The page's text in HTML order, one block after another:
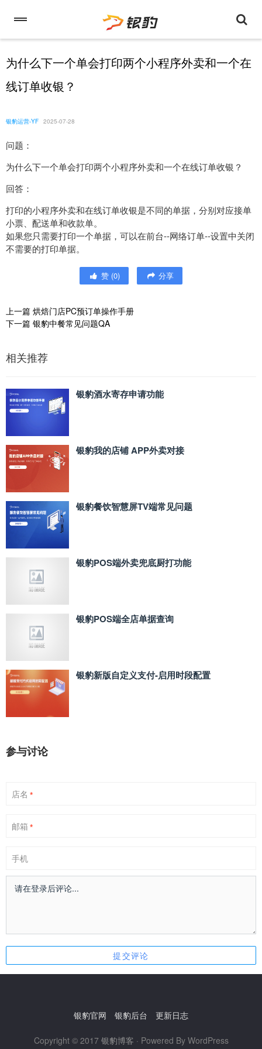
为什么下一个单会打印两个小程序外卖和一个在
线订单收银？
银豹运营-YF 2025-07-28
问题：
为什么下一个单会打印两个小程序外卖和一个在线订单收银？
回答：
打印的小程序外卖和在线订单收银是不同的单据，分别对应接单
小票、配送单和收款单。
如果您只需要打印一个单据，可以在前台--网络订单--设置中关闭
不需要的打印单据。
赞 (0) 分享
上一篇 烘焙门店PC预订单操作手册
下一篇 银豹中餐常见问题QA
相关推荐
银豹酒水寄存申请功能
银豹我的店铺 APP外卖对接
银豹餐饮智慧屏TV端常见问题
银豹POS端外卖兜底厨打功能
银豹POS端全店单据查询
银豹新版自定义支付‑启用时段配置
参与讨论
店名 *
邮箱 *
手机
银豹官网 银豹后台 更新日志
Copyright © 2017 银豹博客 · Powered By WordPress